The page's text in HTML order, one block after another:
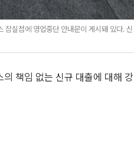
실점에 영업중단 안내문이 게시돼 있다. 신
책임 없는 신규 대출에 대해 강